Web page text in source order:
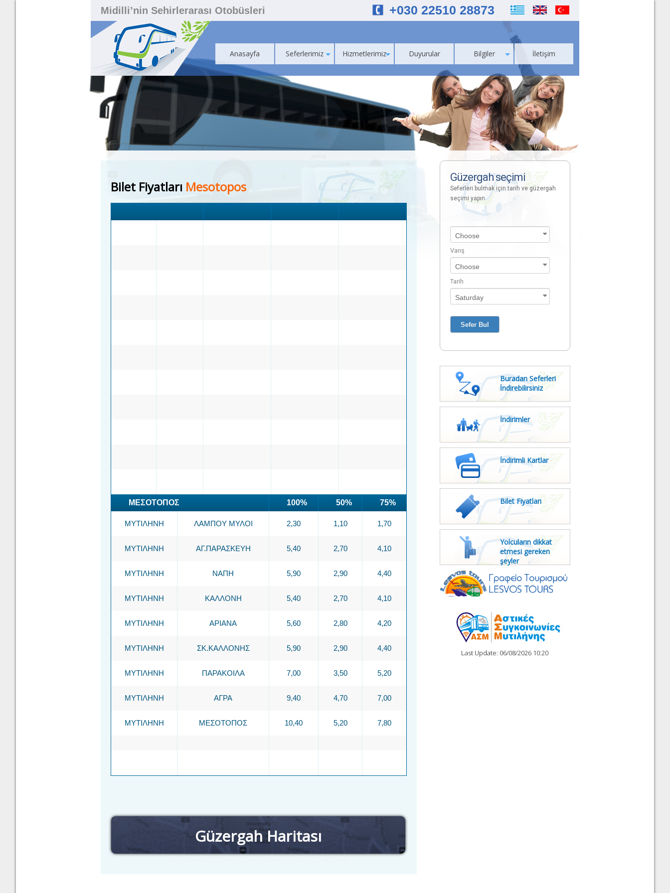
Midilli’nin Sehirlerarası Otobüsleri +030 22510 28873
Anasayfa Seferlerimiz Hizmetlerimiz Duyurular Bilgiler İletişim
Bilet Fiyatları Mesotopos
ΜΕΣΟΤΟΠΟΣ 100% 50% 75%
ΜΥΤΙΛΗΝΗ ΛΑΜΠΟΥ ΜΥΛΟΙ 2,30 1,10 1,70
ΜΥΤΙΛΗΝΗ ΑΓ.ΠΑΡΑΣΚΕΥΗ 5,40 2,70 4,10
ΜΥΤΙΛΗΝΗ ΝΑΠΗ 5,90 2,90 4,40
ΜΥΤΙΛΗΝΗ ΚΑΛΛΟΝΗ 5,40 2,70 4,10
ΜΥΤΙΛΗΝΗ ΑΡΙΑΝΑ 5,60 2,80 4,20
ΜΥΤΙΛΗΝΗ ΣΚ.ΚΑΛΛΟΝΗΣ 5,90 2,90 4,40
ΜΥΤΙΛΗΝΗ ΠΑΡΑΚΟΙΛΑ 7,00 3,50 5,20
ΜΥΤΙΛΗΝΗ ΑΓΡΑ 9,40 4,70 7,00
ΜΥΤΙΛΗΝΗ ΜΕΣΟΤΟΠΟΣ 10,40 5,20 7,80
Güzergah Haritası
Güzergah seçimi
Seferleri bulmak için tarih ve güzergah
seçimi yapın
Varış
Tarih
Buradan Seferleri
İndirebilirsiniz
İndirimler
İndirimli Kartlar
Bilet Fiyatları
Yolcuların dikkat
etmesi gereken
şeyler
Last Update: 06/08/2026 10:20